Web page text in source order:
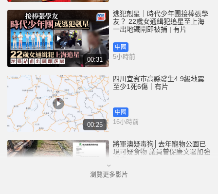
00:31
逃犯剋星｜時代少年團接棒張學
友？ 22歲女通緝犯追星至上海
一出地鐵閘即被捕 | 有片
中國
5小時前
00:25
四川宜賓市高縣發生4.9級地震
至少1死6傷｜有片
中國
16小時前
將軍澳疑毒狗│去年寵物公園已
現可疑食物 議員曾促康文署加強
港聞
瀏覽更多影片